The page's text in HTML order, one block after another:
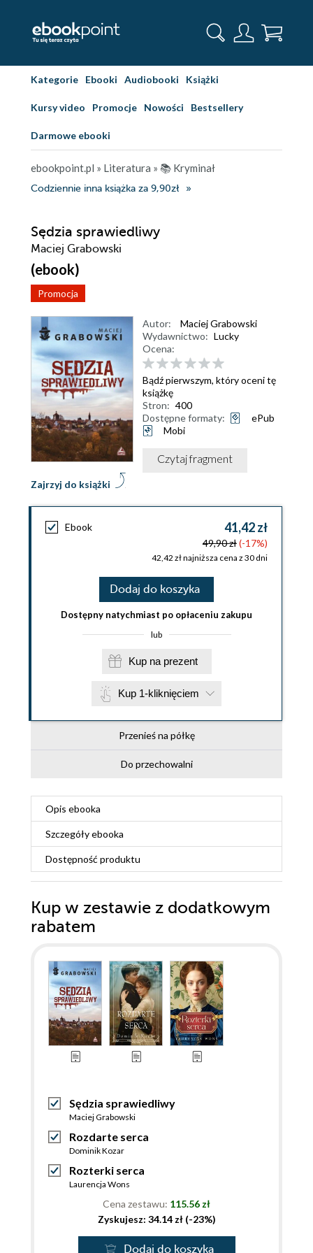
Kategorie Ebooki Audiobooki Książki
Kursy video Promocje Nowości Bestsellery
Darmowe ebooki
ebookpoint.pl » Literatura » 📚 Kryminał
Codziennie inna książka za 9,90zł
Sędzia sprawiedliwy
Maciej Grabowski
(ebook)
Promocja
Zajrzyj do książki
Autor:
Maciej Grabowski
Wydawnictwo: Lucky
Ocena:
Bądź pierwszym, który oceni tę
książkę
Stron: 400
Dostępne formaty:
ePub
Mobi
Czytaj fragment
Ebook 41,42 zł
49,90 zł(-17%)
42,42 zł najniższa cena z 30 dni
Dodaj do koszyka
Dostępny natychmiast po opłaceniu zakupu
lub
Kup na prezent
Kup 1-kliknięciem
Przenieś na półkę
Do przechowalni
Opis ebooka
Szczegółyebooka
Dostępność produktu
Kup w zestawie z dodatkowym
rabatem
Sędzia sprawiedliwy
Maciej Grabowski
Rozdarte serca
Dominik Kozar
Rozterki serca
Laurencja Wons
Cena zestawu: 115.56 zł
Zyskujesz: 34.14 zł (-23%)
Dodaj do koszyka